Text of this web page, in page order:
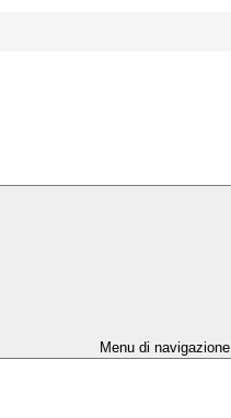
Menu di navigazione